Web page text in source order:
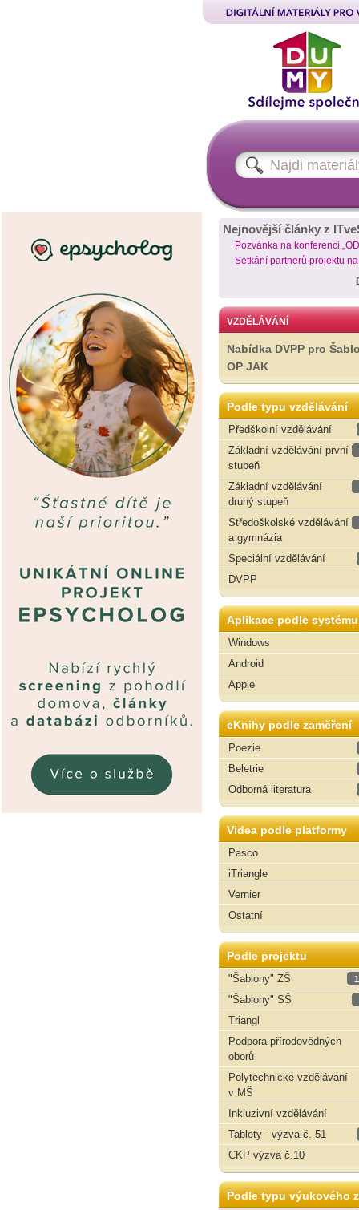
Nejnovější články z
Pozvánka na konferenci
Setkání partnerů projektu
VZDĚLÁVÁNÍ
Nabídka DVPP pro
OP JAK
Podle typu vzdělávání
Předškolní vzdělávání
Základní vzdělávání první
stupeň
Základní vzdělávání
druhý stupeň
Středoškolské vzdělávání
a gymnázia
Speciální vzdělávání
DVPP
Aplikace podle systému
Windows
Android
Apple
eKnihy podle zaměření
Poezie
Beletrie
Odborná literatura
Videa podle platformy
Pasco
iTriangle
Vernier
Ostatní
Podle projektu
"Šablony" ZŠ
"Šablony" SŠ
Triangl
Podpora přírodovědných
oborů
Polytechnické vzdělávání
v MŠ
Inkluzivní vzdělávání
Tablety - výzva č. 51
CKP výzva č.10
Podle typu výukového